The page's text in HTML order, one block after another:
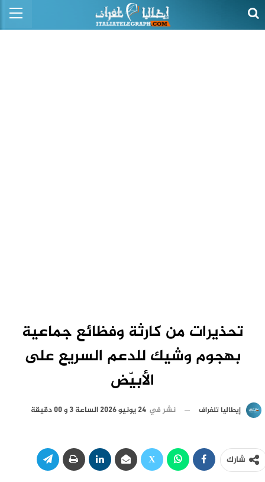
تحذيرات من كارثة وفظائع جماعية
بهجوم وشيك للدعم السريع على
الأبيّض
إيطاليا تلغراف نشر في 24 يونيو 2026 الساعة 3 و 00 دقيقة
شارك